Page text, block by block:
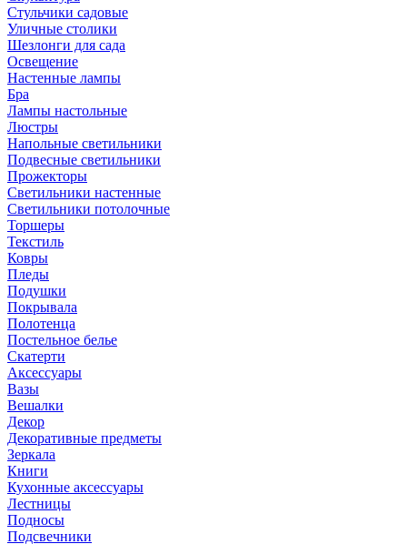
Стульчики садовые
Уличные столики
Шезлонги для сада
Освещение
Hастенные лампы
Бра
Лампы настольные
Люстры
Напольные светильники
Подвесные светильники
Прожекторы
Светильники настенные
Светильники потолочные
Торшеры
Текстиль
Ковры
Пледы
Подушки
Покрывала
Полотенца
Постельное белье
Скатерти
Аксессуары
Вазы
Вешалки
Декор
Декоративные предметы
Зеркала
Книги
Кухонные аксессуары
Лестницы
Подносы
Подсвечники